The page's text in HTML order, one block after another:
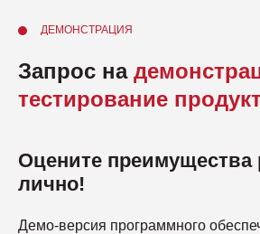
к системам и данным
также соответствия их действий
правилам. Это позволяет
уровня автоматизации.
возможным безопасно заменять
ДЕМОНСТРАЦИЯ
Запрос на
тестирование
Оцените преимущества
лично!
Демо-версия программного